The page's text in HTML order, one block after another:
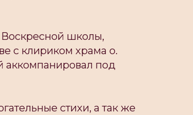
школы,
с клириком храма о.
аккомпанировал под
стихи, а так же